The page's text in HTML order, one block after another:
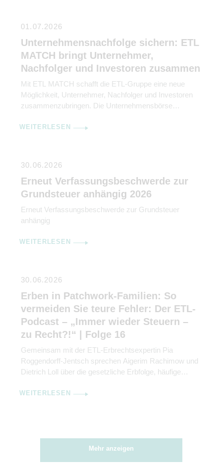
01.07.2026
Unternehmensnachfolge sichern: ETL
MATCH bringt Unternehmer,
Nachfolger und Investoren zusammen
Mit ETL MATCH schafft die ETL-Gruppe eine neue
Möglichkeit, Unternehmer, Nachfolger und Investoren
zusammenzubringen. Die Unternehmensbörse
anzubahnen und so Unternehmenswerte langfristig zu
verloren geht und […]
WEITERLESEN
30.06.2026
Erneut Verfassungsbeschwerde zur
Grundsteuer anhängig 2026
Erneut Verfassungsbeschwerde zur Grundsteuer
anhängig
WEITERLESEN
30.06.2026
Erben in Patchwork-Familien: So
vermeiden Sie teure Fehler: Der ETL-
Podcast – „Immer wieder Steuern –
zu Recht?!“ | Folge 16
Gemeinsam mit der ETL-Erbrechtsexpertin Pia
Roggendorff-Jentsch sprechen Aigerim Rachimow und
Dietrich Loll über die gesetzliche Erbfolge, häufige
Möglichkeiten einer vorausschauenden
WEITERLESEN
Mehr anzeigen